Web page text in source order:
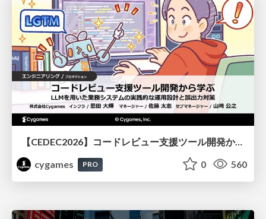
【CEDEC2026】コードレビュー支援ツール開発から学ぶ：LLMを用いた業務システムの実践的な運用設計と誤出力対策
cygames
PRO 0 560